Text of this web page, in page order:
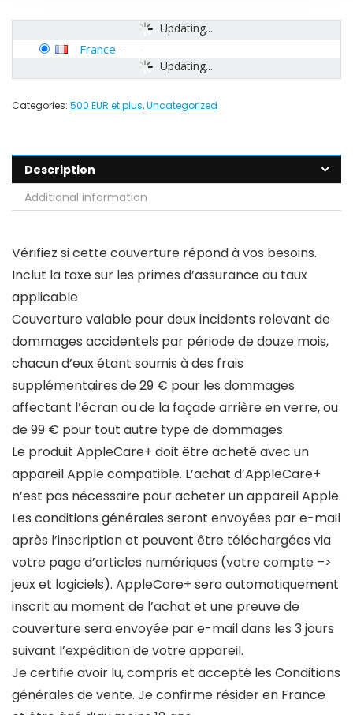
Updating...
Updating...
France -
Categories: 500 EUR et plus,Uncategorized
Description
Additional information
Vérifiez si cette couverture répond à vos besoins.
Inclut la taxe sur les primes d’assurance au taux
applicable
Couverture valable pour deux incidents relevant de
dommages accidentels par période de douze mois,
chacun d’eux étant soumis à des frais
supplémentaires de 29 € pour les dommages
affectant l’écran ou de la façade arrière en verre, ou
de 99 € pour tout autre type de dommages
Le produit AppleCare+ doit être acheté avec un
appareil Apple compatible. L’achat d’AppleCare+
n’est pas nécessaire pour acheter un appareil Apple.
Les conditions générales seront envoyées par e-mail
après l’inscription et peuvent être téléchargées via
votre page d’articles numériques (votre compte –>
jeux et logiciels). AppleCare+ sera automatiquement
inscrit au moment de l’achat et une preuve de
couverture sera envoyée par e-mail dans les 3 jours
suivant l’expédition de votre appareil.
Je certifie avoir lu, compris et accepté les Conditions
générales de vente. Je confirme résider en France